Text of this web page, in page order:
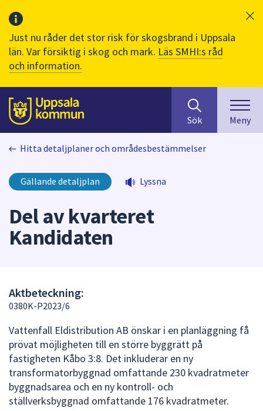
Just nu råder det stor risk för skogsbrand i Uppsala
län. Var försiktig i skog och mark. Läs SMHI:s råd
och information.
Till sidans
huvudinnehåll
efter
innehåll
på
webbplatsen.
Använd
piltangenterna
för
att
navigera
mellan
Sök Meny
Hitta detaljplaner och områdesbestämmelser
Gällande detaljplan Lyssna
Del av kvarteret
Kandidaten
Aktbeteckning:
0380K-P2023/6
Vattenfall Eldistribution AB önskar i en planläggning få
prövat möjligheten till en större byggrätt på
fastigheten Kåbo 3:8. Det inkluderar en ny
transformatorbyggnad omfattande 230 kvadratmeter
byggnadsarea och en ny kontroll- och
ställverksbyggnad omfattande 176 kvadratmeter.